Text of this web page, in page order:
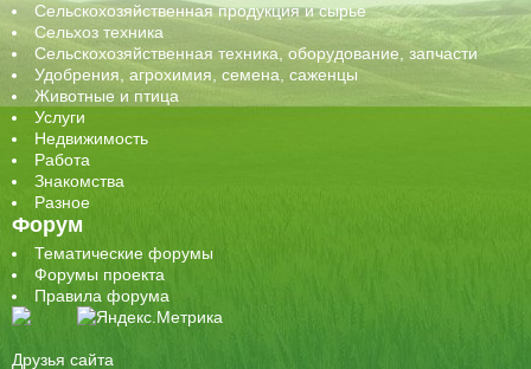
Сельскохозяйственная продукция и сырье
Сельхоз техника
Сельскохозяйственная техника, оборудование, запчасти
Удобрения, агрохимия, семена, саженцы
Животные и птица
Услуги
Недвижимость
Работа
Знакомства
Разное
Форум
Тематические форумы
Форумы проекта
Правила форума
Друзья сайта